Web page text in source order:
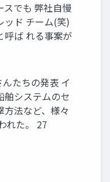
でも 弊社自慢
ッド チーム(笑)
呼ば れる事案が
たちの発表 イ
舶システムのセ
⽅法など、様々
れた。 27